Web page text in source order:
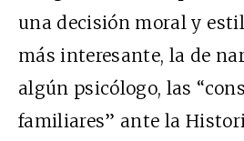
una decisión moral y
más interesante, la de
algún psicólogo, las
familiares” ante la